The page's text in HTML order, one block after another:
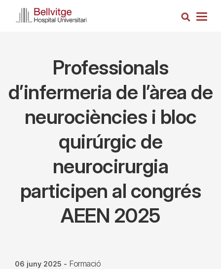
Cerca
Professionals
d’infermeria de l’àrea de
neurociències i bloc
quirúrgic de
neurocirurgia
participen al congrés
AEEN 2025
06 juny 2025 - Formació